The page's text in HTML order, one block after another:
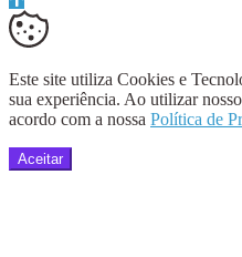
Este site utiliza Cookies e
sua experiência. Ao utilizar
acordo com a nossa Política de
Aceitar